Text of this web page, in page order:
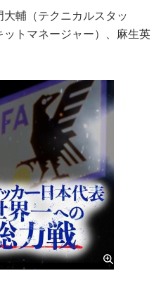
輔（テクニカルスタッ
トマネージャー）、麻生英